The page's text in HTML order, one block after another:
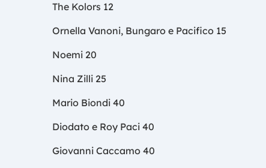
The Kolors 12
Ornella Vanoni, Bungaro e Pacifico 15
Noemi 20
Nina Zilli 25
Mario Biondi 40
Diodato e Roy Paci 40
Giovanni Caccamo 40